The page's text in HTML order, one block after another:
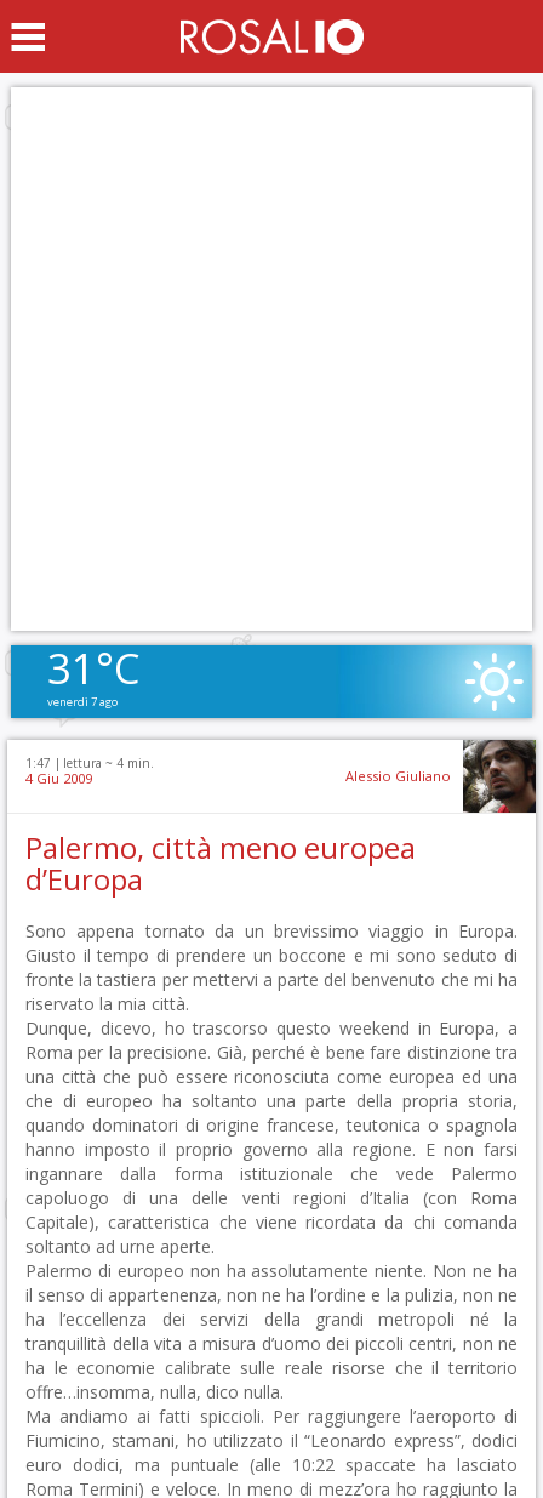
31°C
venerdì 7 ago
1:47 | lettura ~ 4 min.
4 Giu 2009 Alessio Giuliano
Palermo, città meno europea
d’Europa
Sono appena tornato da un brevissimo viaggio in Europa.
Giusto il tempo di prendere un boccone e mi sono seduto di
fronte la tastiera per mettervi a parte del benvenuto che mi ha
riservato la mia città.
Dunque, dicevo, ho trascorso questo weekend in Europa, a
Roma per la precisione. Già, perché è bene fare distinzione tra
una città che può essere riconosciuta come europea ed una
che di europeo ha soltanto una parte della propria storia,
quando dominatori di origine francese, teutonica o spagnola
hanno imposto il proprio governo alla regione. E non farsi
ingannare dalla forma istituzionale che vede Palermo
capoluogo di una delle venti regioni d’Italia (con Roma
Capitale), caratteristica che viene ricordata da chi comanda
soltanto ad urne aperte.
Palermo di europeo non ha assolutamente niente. Non ne ha
il senso di appartenenza, non ne ha l’ordine e la pulizia, non ne
ha l’eccellenza dei servizi della grandi metropoli né la
tranquillità della vita a misura d’uomo dei piccoli centri, non ne
ha le economie calibrate sulle reale risorse che il territorio
offre…insomma, nulla, dico nulla.
Ma andiamo ai fatti spiccioli. Per raggiungere l’aeroporto di
Fiumicino, stamani, ho utilizzato il “Leonardo express”, dodici
euro dodici, ma puntuale (alle 10:22 spaccate ha lasciato
Roma Termini) e veloce. In meno di mezz’ora ho raggiunto la